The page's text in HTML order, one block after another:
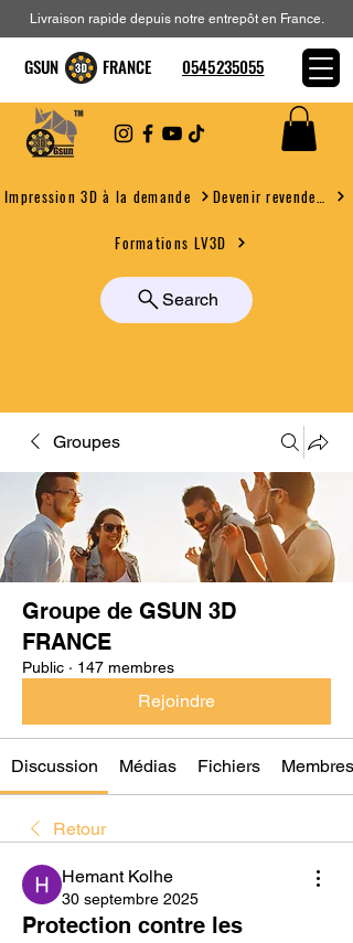
Impression 3D à la demande
Formations LV3D
Search
Livraison rapide depuis notre entrepôt en France.
GSUN FRANCE 0545235055
Groupes
Groupe de GSUN 3D
FRANCE
Public · 147 membres
Rejoindre
Discussion Médias Fichiers Membres
Retour
Hemant Kolhe
30 septembre 2025
Protection contre les